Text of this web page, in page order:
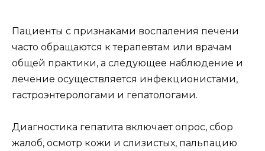
Пациенты с признаками воспаления печени
часто обращаются к терапевтам или врачам
общей практики, а следующее наблюдение и
лечение осуществляется инфекционистами,
гастроэнтерологами и гепатологами.
Диагностика гепатита включает опрос, сбор
жалоб, осмотр кожи и слизистых, пальпацию